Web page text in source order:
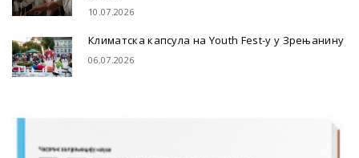
10.07.2026
Климатска капсула на Youth Fest-у у Зрењанину
06.07.2026